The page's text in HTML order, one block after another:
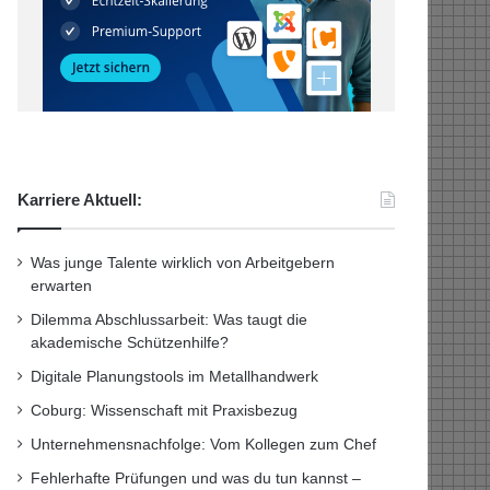
Karriere Aktuell:
Was junge Talente wirklich von Arbeitgebern
erwarten
Dilemma Abschlussarbeit: Was taugt die
akademische Schützenhilfe?
Digitale Planungstools im Metallhandwerk
Coburg: Wissenschaft mit Praxisbezug
Unternehmensnachfolge: Vom Kollegen zum Chef
Fehlerhafte Prüfungen und was du tun kannst –